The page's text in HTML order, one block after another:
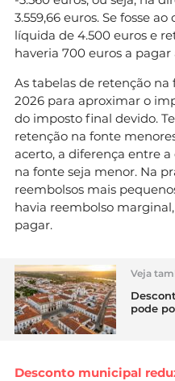
3.559,66 euros. Se fosse
líquida de 4.500 euros e
haveria 700 euros a pagar
As tabelas de retenção
2026 para aproximar o
do imposto final devido.
retenção na fonte
acerto, a diferença entre
na fonte seja menor. Na
reembolsos mais
havia reembolso
pagar.
Veja
pode
Desconto municipal